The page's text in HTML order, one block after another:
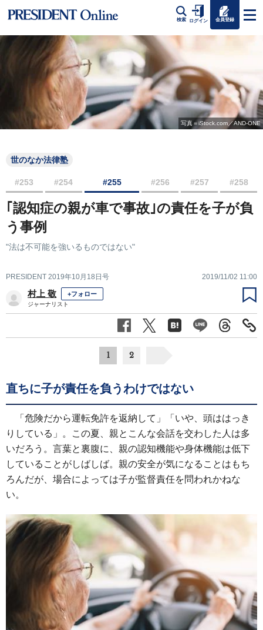
検索 ログイン 会員登録
写真＝iStock.com／AND-ONE
世のなか法律塾
#253 #254 #255 #256 #257 #258
｢認知症の親が車で事故｣の責任を子が負
う事例
"法は不可能を強いるものではない"
PRESIDENT 2019年10月18日号 2019/11/02 11:00
村上 敬 +フォロー
ジャーナリスト
1 2
直ちに子が責任を負うわけではない
「危険だから運転免許を返納して」「いや、頭ははっき
りしている」。この夏、親とこんな会話を交わした人は多
いだろう。言葉と裏腹に、親の認知機能や身体機能は低下
していることがしばしば。親の安全が気になることはもち
ろんだが、場合によっては子が監督責任を問われかねな
い。